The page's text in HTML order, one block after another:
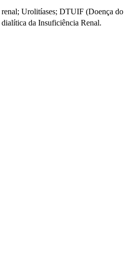
renal; Urolitíases; DTUIF (Doença do
da Insuficiência Renal.